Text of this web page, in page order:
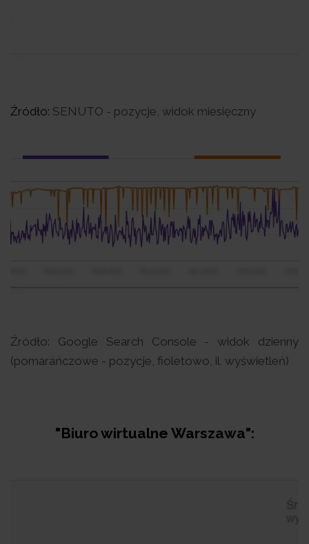
Źródło: SENUTO - pozycje, widok miesięczny
Źródło: Google Search Console - widok dzienny
(pomarańczowe - pozycje, fioletowo, il. wyświetleń)
"Biuro wirtualne Warszawa":